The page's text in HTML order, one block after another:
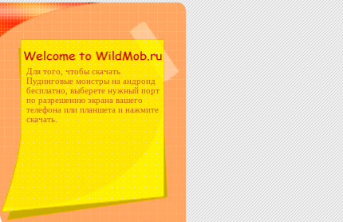
Для того, чтобы скачать
Пудинговые монстры на андроид
бесплатно, выберете нужный порт
по разрешению экрана вашего
телефона или планшета и нажмите
скачать.